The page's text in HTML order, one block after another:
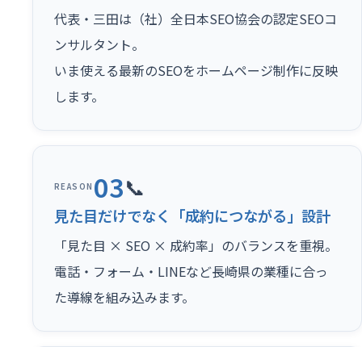
代表・三田は（社）全日本SEO協会の認定SEOコ
ンサルタント。
いま使える最新のSEOをホームページ制作に反映
します。
REASON 03📞
見た目だけでなく「成約につながる」設計
「見た目 × SEO × 成約率」のバランスを重視。
電話・フォーム・LINEなど長崎県の業種に合っ
た導線を組み込みます。